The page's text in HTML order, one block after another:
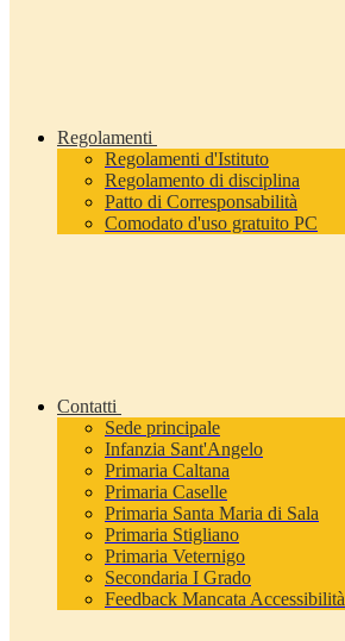
Regolamenti
Regolamenti d'Istituto
Regolamento di disciplina
Patto di Corresponsabilità
Comodato d'uso gratuito PC
Contatti
Sede principale
Infanzia Sant'Angelo
Primaria Caltana
Primaria Caselle
Primaria Santa Maria di Sala
Primaria Stigliano
Primaria Veternigo
Secondaria I Grado
Feedback Mancata Accessibilità